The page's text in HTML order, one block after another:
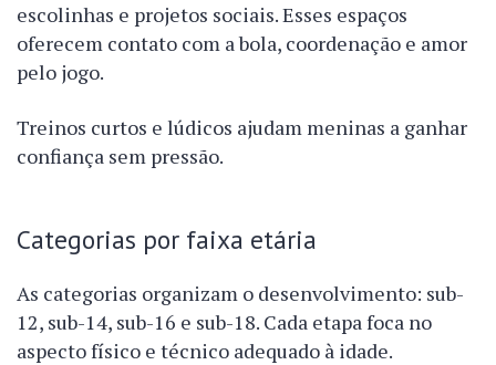
escolinhas e projetos sociais. Esses espaços
oferecem contato com a bola, coordenação e amor
pelo jogo.
Treinos curtos e lúdicos ajudam meninas a ganhar
confiança sem pressão.
Categorias por faixa etária
As categorias organizam o desenvolvimento: sub-
12, sub-14, sub-16 e sub-18. Cada etapa foca no
aspecto físico e técnico adequado à idade.